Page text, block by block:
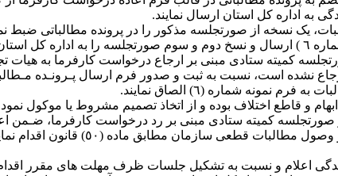
به اداره کل استان ارسال نمایند.
یک نسخه از صورتجلسه مذکور را در پرونده مطالباتی
اجرایی مکلف می باشند با دریافت فرم نمونه شماره(٦) و صورتجلسه کمیته ستادی مبنی بر
نشده است، نسبت به ثبت و صدور فرم ارسال پـرونـده
شماره (٦) الصاق نمایند.